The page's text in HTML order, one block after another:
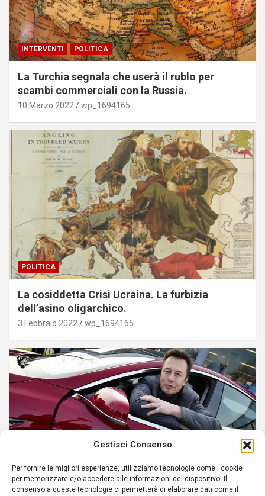
Gestisci Consenso
Per fornire le migliori esperienze, utilizziamo tecnologie come i cookie
per memorizzare e/o accedere alle informazioni del dispositivo. Il
consenso a queste tecnologie ci permetterà di elaborare dati come il
INTERVENTI POLITICA
La Turchia segnala che userà il rublo per
scambi commerciali con la Russia.
10 Marzo 2022 wp_1694165
POLITICA
La cosiddetta Crisi Ucraina. La furbizia
dell’asino oligarchico.
3 Febbraio 2022 wp_1694165